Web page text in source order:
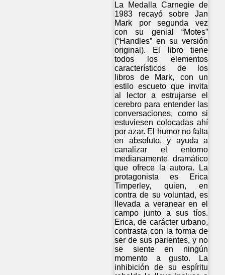
La Medalla Carnegie de
1983 recayó sobre Jan
Mark por segunda vez
con su genial “Motes”
(“Handles” en su versión
original). El libro tiene
todos los elementos
característicos de los
libros de Mark, con un
estilo escueto que invita
al lector a estrujarse el
cerebro para entender las
conversaciones, como si
estuviesen colocadas ahí
por azar. El humor no falta
en absoluto, y ayuda a
canalizar el entorno
medianamente dramático
que ofrece la autora. La
protagonista es Erica
Timperley, quien, en
contra de su voluntad, es
llevada a veranear en el
campo junto a sus tíos.
Erica, de carácter urbano,
contrasta con la forma de
ser de sus parientes, y no
se siente en ningún
momento a gusto. La
inhibición de su espíritu